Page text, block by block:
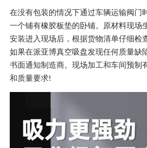
在没有包装的情况下通过车辆运输阀门
一个铺有橡胶板垫的卧铺。原材料现场
安装进入现场后，根据货物清单仔细检
如果在派亚博真空吸盘发现任何质量缺
书面通知制造商。现场加工和车间预制
和质量要求!